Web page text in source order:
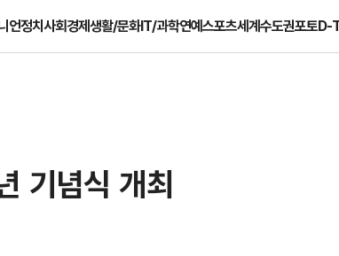
언정치사회경제생활/문화IT/과학연예스포츠세계수도권포토D-
기념식 개최